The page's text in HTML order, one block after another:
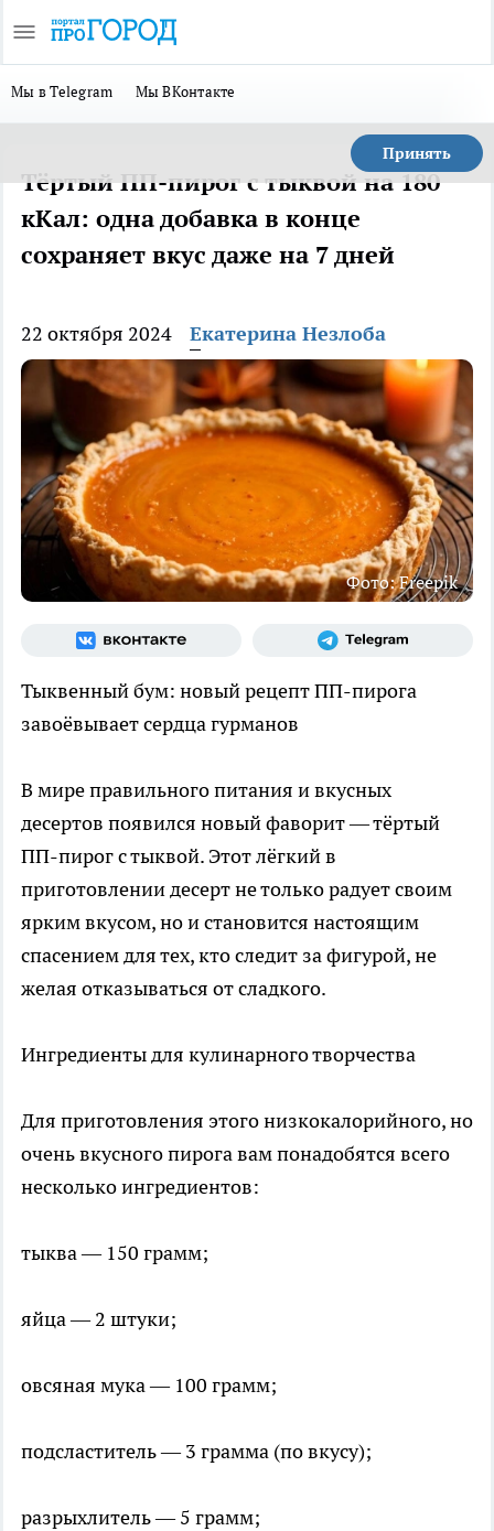
Мы в Telegram Мы ВКонтакте
Принять
Тёртый ПП-пирог с тыквой на 180
кКал: одна добавка в конце
сохраняет вкус даже на 7 дней
22 октября 2024 Екатерина Незлоба
Фото: Freepik
Тыквенный бум: новый рецепт ПП-пирога
завоёвывает сердца гурманов
В мире правильного питания и вкусных
десертов появился новый фаворит — тёртый
ПП-пирог с тыквой. Этот лёгкий в
приготовлении десерт не только радует своим
ярким вкусом, но и становится настоящим
спасением для тех, кто следит за фигурой, не
желая отказываться от сладкого.
Ингредиенты для кулинарного творчества
Для приготовления этого низкокалорийного, но
очень вкусного пирога вам понадобятся всего
несколько ингредиентов:
тыква — 150 грамм;
яйца — 2 штуки;
овсяная мука — 100 грамм;
подсластитель — 3 грамма (по вкусу);
разрыхлитель — 5 грамм;